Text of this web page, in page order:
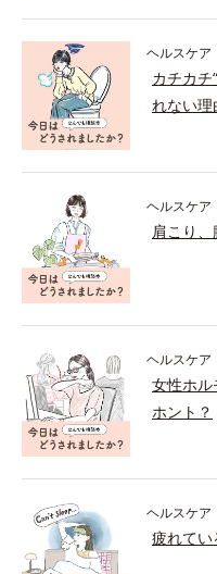
ヘルスケア
カチカチ
れない理
ヘルスケア
肩こり
ヘルスケア
女性ホル
ホント？
ヘルスケア
疲れてい